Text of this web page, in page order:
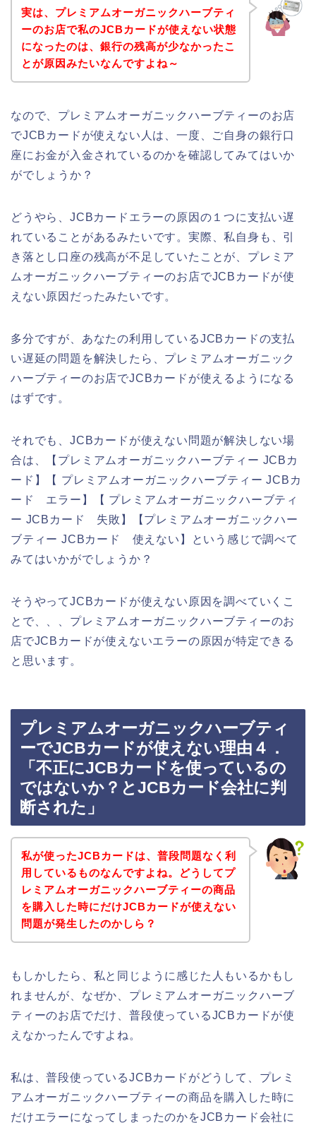
実は、プレミアムオーガニックハーブティ
ーのお店で私のJCBカードが使えない状態
になったのは、銀行の残高が少なかったこ
とが原因みたいなんですよね～
なので、プレミアムオーガニックハーブティーのお店
でJCBカードが使えない人は、一度、ご自身の銀行口
座にお金が入金されているのかを確認してみてはいか
がでしょうか？
どうやら、JCBカードエラーの原因の１つに支払い遅
れていることがあるみたいです。実際、私自身も、引
き落とし口座の残高が不足していたことが、プレミア
ムオーガニックハーブティーのお店でJCBカードが使
えない原因だったみたいです。
多分ですが、あなたの利用しているJCBカードの支払
い遅延の問題を解決したら、プレミアムオーガニック
ハーブティーのお店でJCBカードが使えるようになる
はずです。
それでも、JCBカードが使えない問題が解決しない場
合は、【プレミアムオーガニックハーブティー JCBカ
ード】【 プレミアムオーガニックハーブティー JCBカ
ード エラー】【 プレミアムオーガニックハーブティ
ー JCBカード 失敗】【プレミアムオーガニックハー
ブティー JCBカード 使えない】という感じで調べて
みてはいかがでしょうか？
そうやってJCBカードが使えない原因を調べていくこ
とで、、、プレミアムオーガニックハーブティーのお
店でJCBカードが使えないエラーの原因が特定できる
と思います。
プレミアムオーガニックハーブティ
ーでJCBカードが使えない理由４．
「不正にJCBカードを使っているの
ではないか？とJCBカード会社に判
断された」
私が使ったJCBカードは、普段問題なく利
用しているものなんですよね。どうしてプ
レミアムオーガニックハーブティーの商品
を購入した時にだけJCBカードが使えない
問題が発生したのかしら？
もしかしたら、私と同じように感じた人もいるかもし
れませんが、なぜか、プレミアムオーガニックハーブ
ティーのお店でだけ、普段使っているJCBカードが使
えなかったんですよね。
私は、普段使っているJCBカードがどうして、プレミ
アムオーガニックハーブティーの商品を購入した時に
だけエラーになってしまったのかをJCBカード会社に